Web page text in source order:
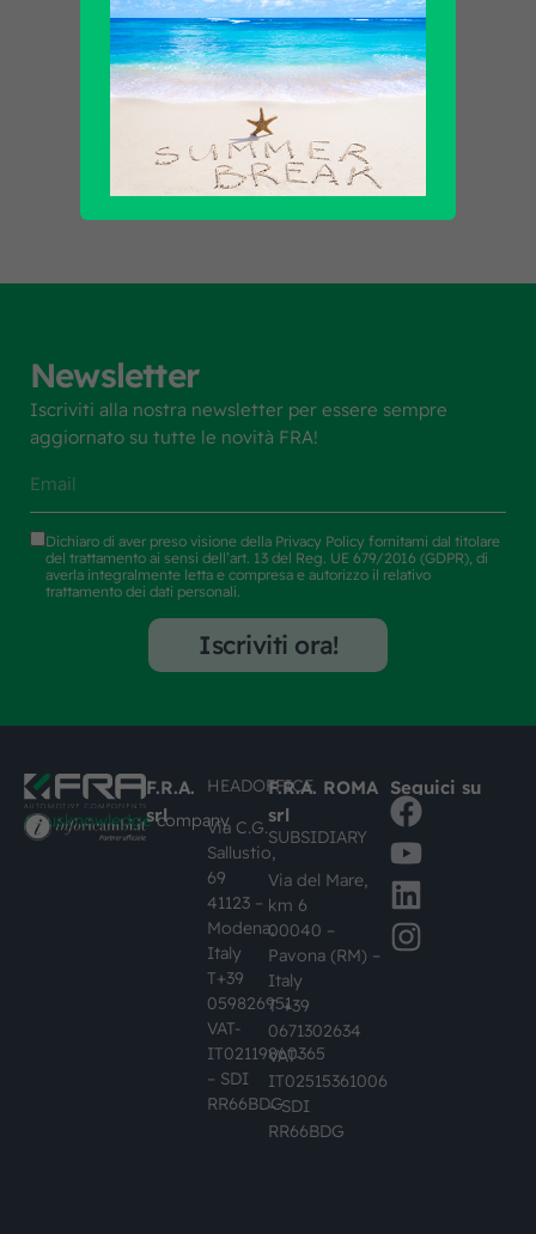
Scopri tutti i prodotti
Newsletter
Iscriviti alla nostra newsletter per essere sempre
aggiornato su tutte le novità FRA!
Dichiaro di aver preso visione della Privacy Policy fornitami dal titolare
del trattamento ai sensi dell’art. 13 del Reg. UE 679/2016 (GDPR), di
averla integralmente letta e compresa e autorizzo il relativo
trattamento dei dati personali.
Iscriviti ora!
#busknowledgecompany
F.R.A.
srl
HEADOFFICE
Via C.G.
Sallustio,
69
41123 –
Modena,
Italy
T+39
059826951
VAT-
IT02119860365
– SDI
RR66BDG
F.R.A. ROMA
srl
SUBSIDIARY
Via del Mare,
km 6
00040 –
Pavona (RM) –
Italy
T +39
0671302634
VAT-
IT02515361006
– SDI
RR66BDG
Seguici su